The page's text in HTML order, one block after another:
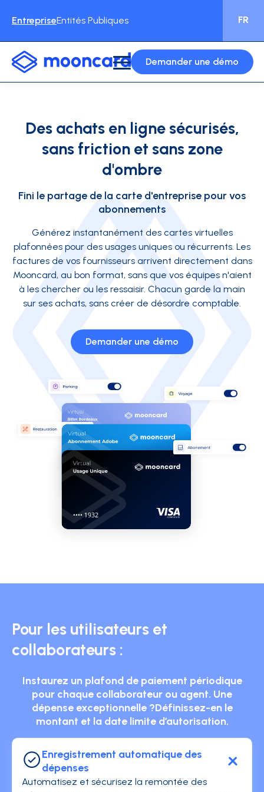
EntrepriseEntités Publiques FR
Demander une démo
Des achats en ligne sécurisés,
sans friction et sans zone
d'ombre
Fini le partage de la carte d'entreprise pour vos
abonnements
Générez instantanément des cartes virtuelles
plafonnées pour des usages uniques ou récurrents. Les
factures de vos fournisseurs arrivent directement dans
Mooncard, au bon format, sans que vos équipes n'aient
à les chercher ou les ressaisir. Chacun garde la main
sur ses achats, sans créer de désordre comptable.
Demander une démo
Pour les utilisateurs et
collaborateurs :
Instaurez un plafond de paiement périodique
pour chaque collaborateur ou agent. Une
dépense exceptionnelle ?Définissez-en le
montant et la date limite d’autorisation.
Enregistrement automatique des
dépenses
Automatisez et sécurisez la remontée des